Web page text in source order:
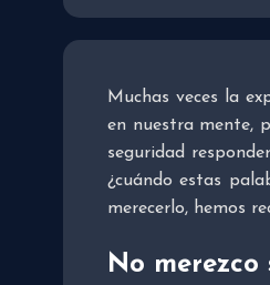
Muchas veces la
en nuestra mente,
seguridad
¿cuándo estas
merecerlo, hemos
No merezco